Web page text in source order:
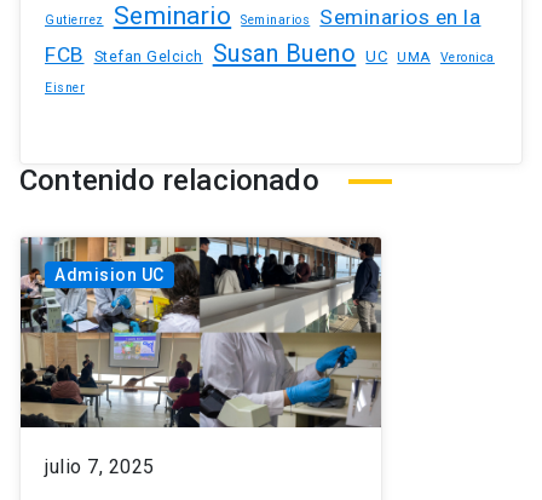
Gutierrez Seminario Seminarios
Seminarios en la
FCB
Stefan Gelcich Susan Bueno UC UMA
Veronica
Eisner
Contenido relacionado
Admision UC
julio 7, 2025